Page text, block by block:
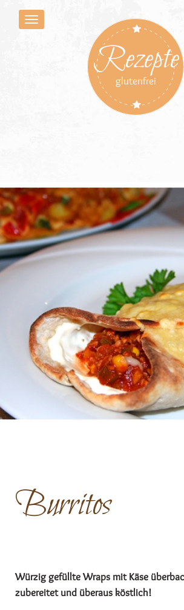
Rezepte
glutenfrei
Burritos
Würzig gefüllte Wraps mit Käse
zubereitet und überaus köstlich!